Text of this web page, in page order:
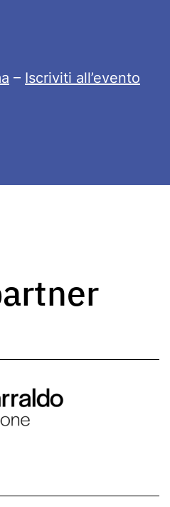
– Iscriviti all’evento